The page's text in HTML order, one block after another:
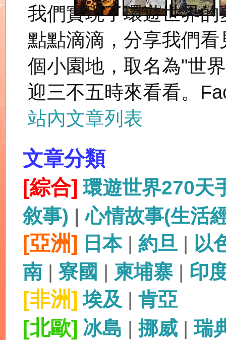
我們實現了環遊世界
點點滴滴，分享我們
個小園地，取名為"世
迎三不五時來看看。
站內文章列表
文章分類
[綜合] 環遊世界270天
敘事) |心情故事(生活
[亞洲] 日本| 約旦 | 以
南 | 寮國 | 柬埔寨| 印
[非洲] 埃及 | 肯亞
[北歐] 冰島 |挪威 |瑞